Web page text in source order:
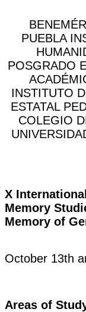
PUEBLA
POSGRADO
INSTITUTO
ESTATAL
COLEGIO
X
Memory
Memory of
October 13th
Areas of